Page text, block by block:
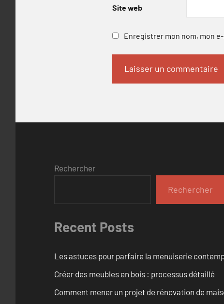
Site web
Enregistrer mon nom, mon
Rechercher
Rechercher
Recent Posts
Les astuces pour parfaire la menuiserie
Créer des meubles en bois : processus détaillé
Comment mener un projet de rénovation de